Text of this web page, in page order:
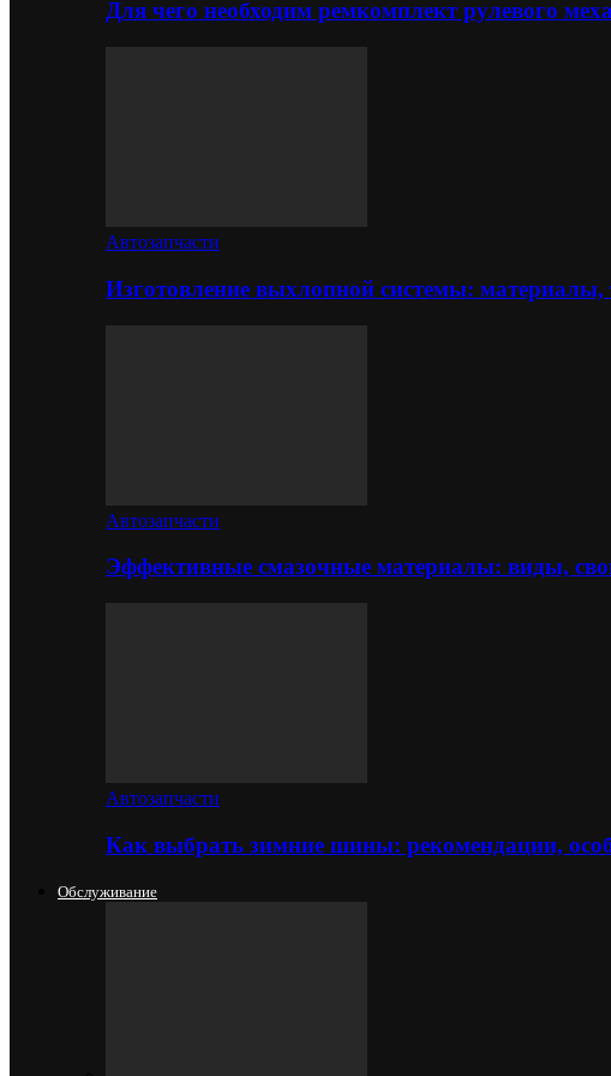
Для чего необходим ремкомплект рулевого
Автозапчасти
Изготовление выхлопной системы: материалы,
Автозапчасти
Эффективные смазочные материалы: виды,
Автозапчасти
Как выбрать зимние шины: рекомендации,
Обслуживание